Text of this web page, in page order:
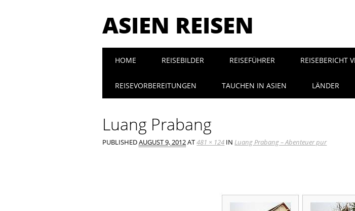
ASIEN REISEN
Main menu
HOME REISEBILDER REISEFÜHRER REISEBERICHT
REISEVORBEREITUNGEN TAUCHEN IN ASIEN LÄNDER
Luang Prabang
PUBLISHEDAUGUST 9, 2012AT481 × 124 INLuang Prabang – Abenteuer pur